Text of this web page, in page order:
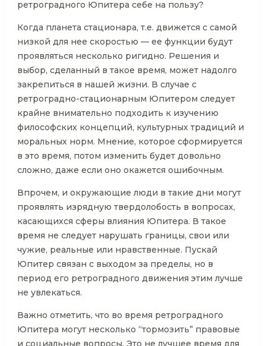
ретроградного Юпитера себе на пользу?
Когда планета стационара, т.е. движется с самой
низкой для нее скоростью — ее функции будут
проявляться несколько ригидно. Решения и
выбор, сделанный в такое время, может надолго
закрепиться в нашей жизни. В случае с
ретроградно-стационарным Юпитером следует
крайне внимательно подходить к изучению
философских концепций, культурных традиций и
моральных норм. Мнение, которое сформируется
в это время, потом изменить будет довольно
сложно, даже если оно окажется ошибочным.
Впрочем, и окружающие люди в такие дни могут
проявлять изрядную твердолобость в вопросах,
касающихся сферы влияния Юпитера. В такое
время не следует нарушать границы, свои или
чужие, реальные или нравственные. Пускай
Юпитер связан с выходом за пределы, но в
период его ретроградного движения этим лучше
не увлекаться.
Важно отметить, что во время ретроградного
Юпитера могут несколько “тормозить” правовые
и социальные вопросы. Это не лучшее время для